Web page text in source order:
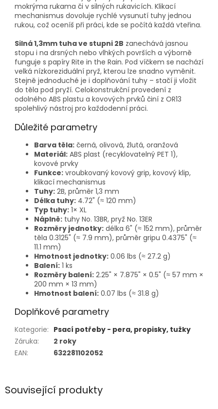
Související produkty
mokrýma rukama či v silných rukavicích. Klikací
mechanismus dovoluje rychlé vysunutí tuhy jednou
rukou, což oceníš při práci, kde se počítá každá vteřina.
Silná 1,3mm tuha ve stupni 2B zanechává jasnou
stopu i na drsných nebo vlhkých površích a výborně
funguje s papíry Rite in the Rain. Pod víčkem se nachází
velká nízkoreziduální pryž, kterou lze snadno vyměnit.
Stejně jednoduché je i doplňování tuhy – stačí ji vložit
do těla pod pryží. Celokonstrukční provedení z
odolného ABS plastu a kovových prvků činí z OR13
spolehlivý nástroj pro každodenní práci.
Důležité parametry
Barva těla: černá, olivová, žlutá, oranžová
Materiál: ABS plast (recyklovatelný PET 1),
kovové prvky
Funkce: vroubkovaný kovový grip, kovový klip,
klikací mechanismus
Tuhy: 2B, průměr 1,3 mm
Délka tuhy: 4.72" (≈ 120 mm)
Typ tuhy: 1× XL
Náplně: tuhy No. 13BR, pryž No. 13ER
Rozměry jednotky: délka 6" (≈ 152 mm), průměr
těla 0.3125" (≈ 7.9 mm), průměr gripu 0.4375" (≈
11.1 mm)
Hmotnost jednotky: 0.06 lbs (≈ 27.2 g)
Balení: 1 ks
Rozměry balení: 2.25" × 7.875" × 0.5" (≈ 57 mm ×
200 mm × 13 mm)
Hmotnost balení: 0.07 lbs (≈ 31.8 g)
Doplňkové parametry
Kategorie: Psací potřeby - pera, propisky, tužky
Záruka:
2 roky
EAN: 632281102052